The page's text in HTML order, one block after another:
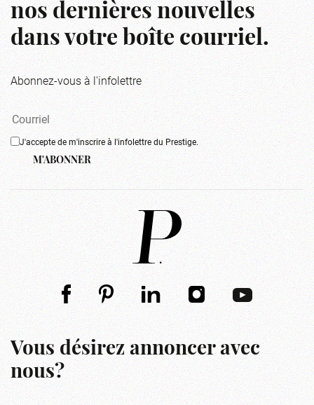
nos dernières nouvelles
dans votre boîte courriel.
Abonnez-vous à l'infolettre
J'accepte de m'inscrire à l'infolettre du Prestige.
M'ABONNER
Vous désirez annoncer avec
nous?